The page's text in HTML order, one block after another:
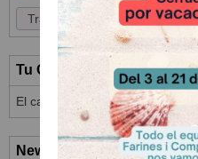
Tu Carrito (0)
El carrito de la compra está vacío
Newsletter